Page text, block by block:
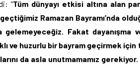
“Tüm dünyayı etkisi altına alan
geçtiğimiz Ramazan Bayramı’nda
gelemeyeceğiz. Fakat dayanışma
ve huzurlu bir bayram geçirmek
da asla unutmamamız gerekiyor.